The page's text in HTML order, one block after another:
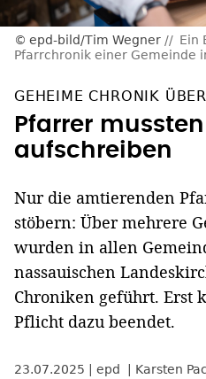
epd-bild/Tim Wegner
Ein
Pfarrchronik einer Gemeinde
GEHEIME CHRONIK
Pfarrer
aufschreiben
Nur die amtierenden
stöbern: Über mehrere
wurden in allen
nassauischen
Chroniken geführt. Erst
Pflicht dazu beendet.
23.07.2025 epd Karsten